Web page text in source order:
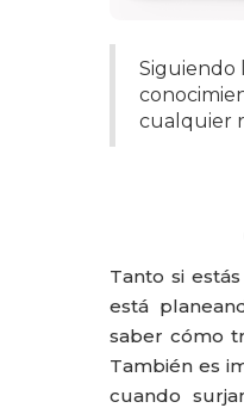
Siguiendo
cualquier
Tanto si
está
saber cómo
También es
cuando